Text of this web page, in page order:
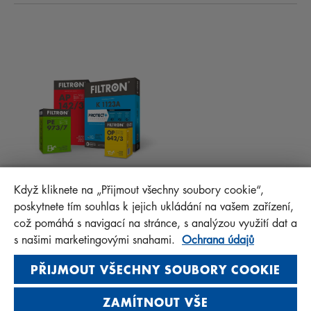
FAQ
MANN+HUMMEL FT Poland
Sp. z o. o. Sp. k.
ul. Wrocławska 145, 63-800 GOSTYŃ, POLAND
Privacy Statement
Imprint
Když kliknete na „Přijmout všechny soubory cookie“,
poskytnete tím souhlas k jejich ukládání na vašem zařízení,
což pomáhá s navigací na stránce, s analýzou využití dat a
s našimi marketingovými snahami. Ochrana údajů
PŘIJMOUT VŠECHNY SOUBORY COOKIE
ZAMÍTNOUT VŠE